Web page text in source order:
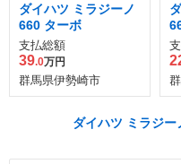
ダイハツ ミラジーノ
660 ターボ
支払総額
39.0万円
群馬県伊勢崎市
ダイハツ ミラジ